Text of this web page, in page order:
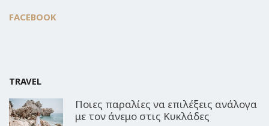
FACEBOOK
TRAVEL
Ποιες παραλίες να επιλέξεις ανάλογα
με τον άνεμο στις Κυκλάδες